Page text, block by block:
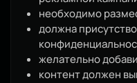
необходимо
должна
желательно
контент должен